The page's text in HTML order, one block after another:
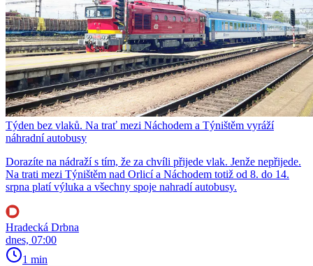
Týden bez vlaků. Na trať mezi Náchodem a Týništěm vyráží
náhradní autobusy
Dorazíte na nádraží s tím, že za chvíli přijede vlak. Jenže nepřijede.
Na trati mezi Týništěm nad Orlicí a Náchodem totiž od 8. do 14.
srpna platí výluka a všechny spoje nahradí autobusy.
Hradecká Drbna
dnes, 07:00
1 min